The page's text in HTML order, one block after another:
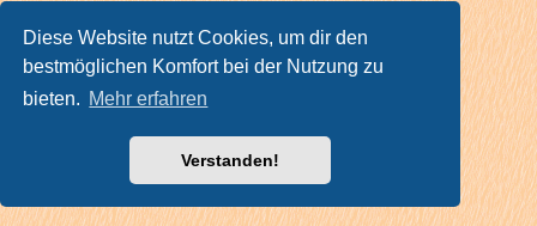
Diese Website nutzt Cookies, um dir den
bestmöglichen Komfort bei der Nutzung zu
bieten. Mehr erfahren
Verstanden!